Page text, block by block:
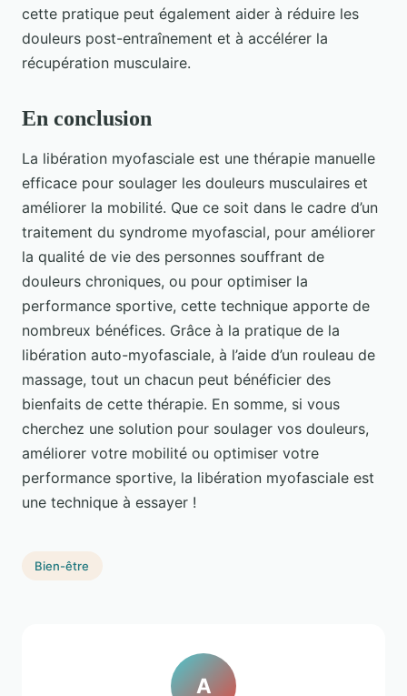
cette pratique peut également aider à réduire les
douleurs post-entraînement et à accélérer la
récupération musculaire.
En conclusion
La libération myofasciale est une thérapie manuelle
efficace pour soulager les douleurs musculaires et
améliorer la mobilité. Que ce soit dans le cadre d’un
traitement du syndrome myofascial, pour améliorer
la qualité de vie des personnes souffrant de
douleurs chroniques, ou pour optimiser la
performance sportive, cette technique apporte de
nombreux bénéfices. Grâce à la pratique de la
libération auto-myofasciale, à l’aide d’un rouleau de
massage, tout un chacun peut bénéficier des
bienfaits de cette thérapie. En somme, si vous
cherchez une solution pour soulager vos douleurs,
améliorer votre mobilité ou optimiser votre
performance sportive, la libération myofasciale est
une technique à essayer !
Bien-être
A